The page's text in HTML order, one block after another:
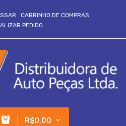
CARRINHO DE COMPRAS
PEDIDO
R$0,00